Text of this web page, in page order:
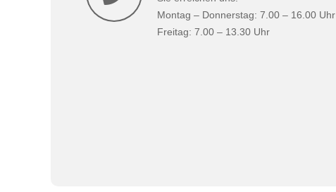
Montag – Donnerstag: 7.00 – 16.00 Uhr
Freitag: 7.00 – 13.30 Uhr